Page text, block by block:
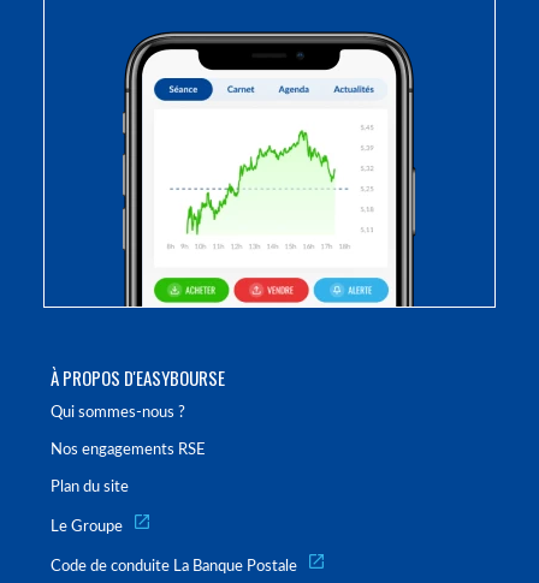
À PROPOS D'EASYBOURSE
Qui sommes-nous ?
Nos engagements RSE
Plan du site
Le Groupe
Code de conduite La Banque Postale